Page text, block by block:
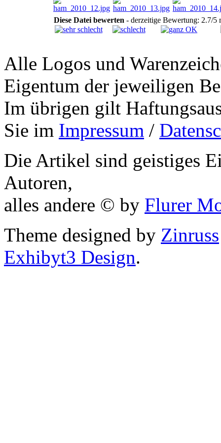
Diese Datei bewerten - derzeitige Bewertung: 2.7/5
Alle Logos und
Eigentum der jeweiligen
Im übrigen gilt
Sie im Impressum /
Die Artikel sind geistiges
Autoren,
alles andere © by Flurer
Theme designed by Zinruss
Exhibyt3 Design.